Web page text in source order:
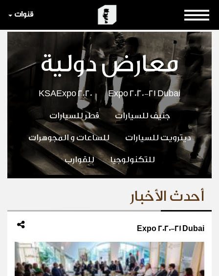
قنوات
معارض دولية
Expo 2020-21 Dubai
KSAExpo 2020
جنيف للسيارات قطر للسيارات
ديترويت للسيارات للساعات و المجوهرات
للتكنولوجيا للقوارب
أحدث الأخبار
Expo 2020-21 Dubai